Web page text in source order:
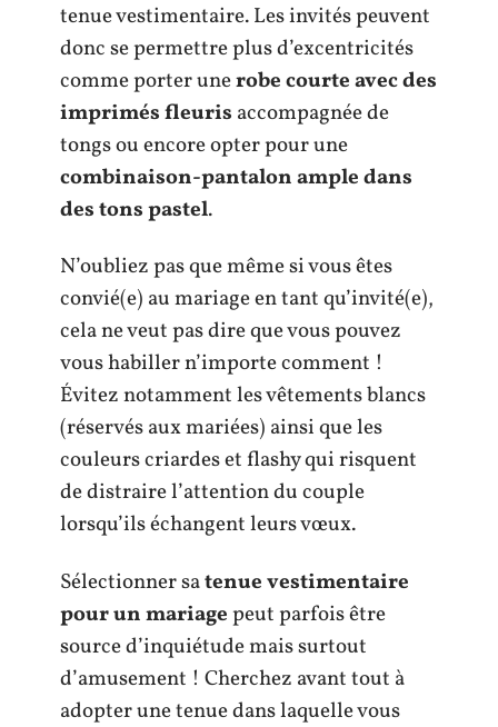
tenue vestimentaire. Les invités peuvent
donc se permettre plus d’excentricités
comme porter unerobe courte avec des
imprimés fleuris accompagnée de
tongs ou encore opter pour une
combinaison-pantalon ample dans
des tons pastel.
N’oubliez pas que même si vous êtes
convié(e) au mariage en tant qu’invité(e),
cela ne veut pas dire que vous pouvez
vous habiller n’importe comment !
Évitez notamment les vêtements blancs
(réservés aux mariées) ainsi que les
couleurs criardes et flashy qui risquent
de distraire l’attention du couple
lorsqu’ils échangent leurs vœux.
Sélectionner satenue vestimentaire
pour un mariagepeut parfois être
source d’inquiétude mais surtout
d’amusement ! Cherchez avant tout à
adopter une tenue dans laquelle vous